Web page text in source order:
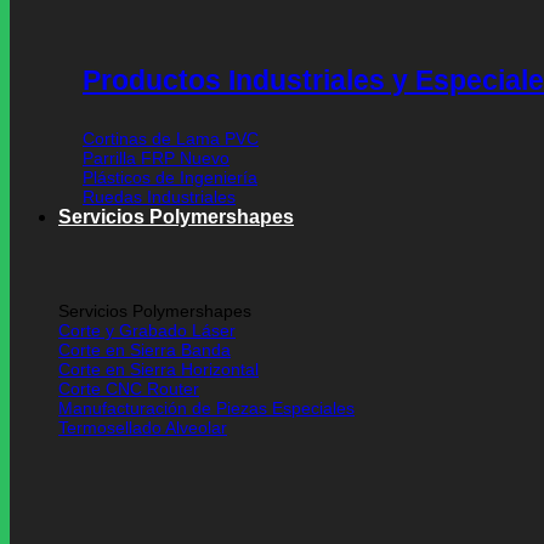
Productos Industriales y
Cortinas de Lama PVC
Parrilla FRP
Plásticos de Ingeniería
Ruedas Industriales
Servicios Polymershapes
Servicios Polymershapes
Corte y Grabado Láser
Corte en Sierra Banda
Corte en Sierra Horizontal
Corte CNC Router
Manufacturación de Piezas Especiales
Termosellado Alveolar